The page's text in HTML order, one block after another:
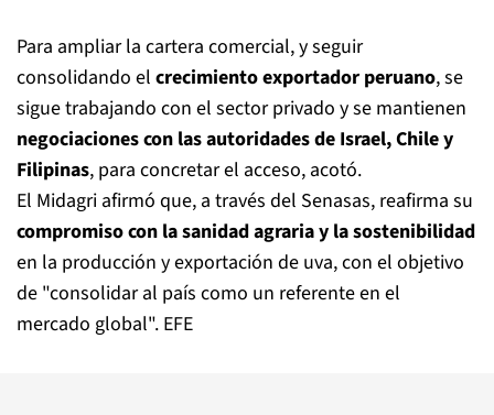
Para ampliar la cartera comercial, y seguir
consolidando el crecimiento exportador peruano, se
sigue trabajando con el sector privado y se mantienen
negociaciones con las autoridades de Israel, Chile y
Filipinas, para concretar el acceso, acotó.
El Midagri afirmó que, a través del Senasas, reafirma su
compromiso con la sanidad agraria y la sostenibilidad
en la producción y exportación de uva, con el objetivo
de "consolidar al país como un referente en el
mercado global". EFE